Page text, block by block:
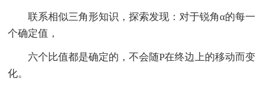
联系相似三角形知识，探索发现：对于锐角α的每一
个确定值，
六个比值都是确定的，不会随P在终边上的移动而变
化。